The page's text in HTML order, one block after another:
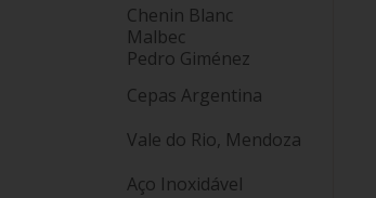
Chenin Blanc
Malbec
Pedro Giménez
Cepas Argentina
Vale do Rio, Mendoza
Aço Inoxidável